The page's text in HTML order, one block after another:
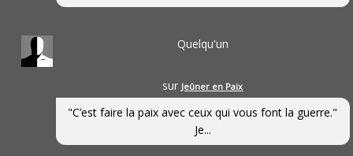
Quelqu'un
sur Jeûner en Paix
"C’est faire la paix avec ceux qui vous font la guerre."
Je...